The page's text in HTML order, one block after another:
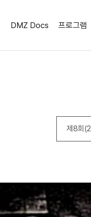
DMZ Docs 프로그램
제8회